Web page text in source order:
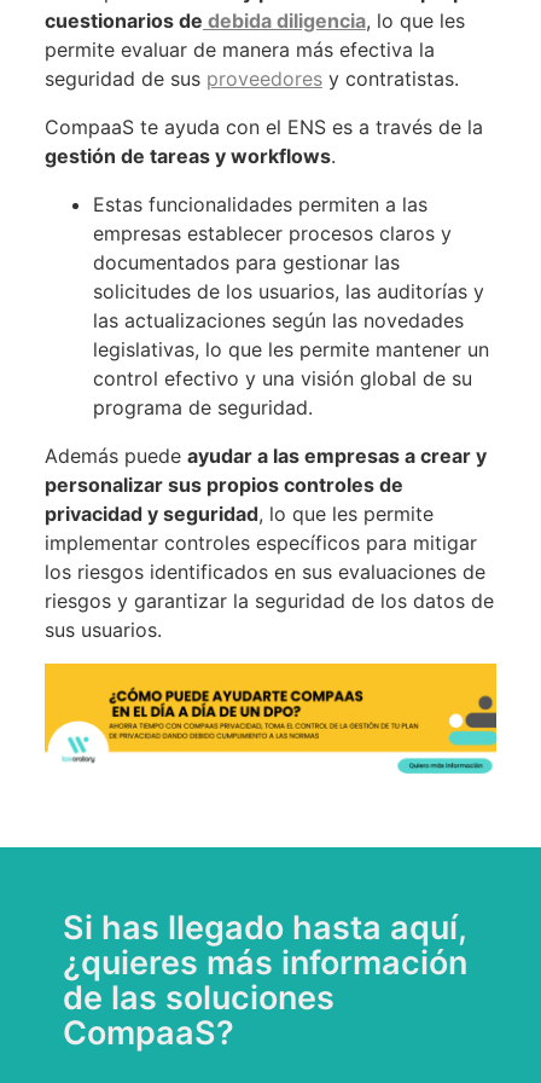
cuestionarios de debida diligencia, lo que les
permite evaluar de manera más efectiva la
seguridad de sus proveedoresy contratistas.
CompaaS te ayuda con el ENS es a través de la
gestión de tareas y workflows.
Estas funcionalidades permiten a las
empresas establecer procesos claros y
documentados para gestionar las
solicitudes de los usuarios, las auditorías y
las actualizaciones según las novedades
legislativas, lo que les permite mantener un
control efectivo y una visión global de su
programa de seguridad.
Además puede ayudar a las empresas a crear y
personalizar sus propios controles de
privacidad y seguridad, lo que les permite
implementar controles específicos para mitigar
los riesgos identificados en sus evaluaciones de
riesgos y garantizar la seguridad de los datos de
sus usuarios.
Si has llegado hasta aquí,
¿quieres más información
de las soluciones
CompaaS?